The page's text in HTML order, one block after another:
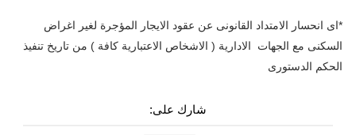
*اى انحسار الامتداد القانونى عن عقود الايجار المؤجرة لغير اغراض
السكنى مع الجهات الادارية ( الاشخاص الاعتبارية كافة ) من تاريخ تنفيذ
الحكم الدستورى
شارك على: